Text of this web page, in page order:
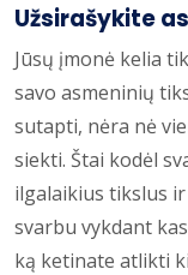
Užsirašykite
Jūsų įmonė kelia
savo asmeninių
sutapti, nėra nė
siekti. Štai kodėl
ilgalaikius tikslus
svarbu vykdant
ką ketinate atlikti